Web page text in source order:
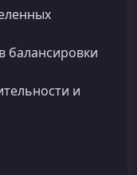
балансировки
и